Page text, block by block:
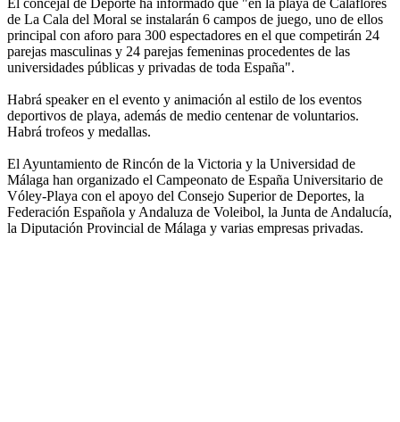
El concejal de Deporte ha informado que "en la playa de Calaflores
de La Cala del Moral se instalarán 6 campos de juego, uno de ellos
principal con aforo para 300 espectadores en el que competirán 24
parejas masculinas y 24 parejas femeninas procedentes de las
universidades públicas y privadas de toda España".
Habrá speaker en el evento y animación al estilo de los eventos
deportivos de playa, además de medio centenar de voluntarios.
Habrá trofeos y medallas.
El Ayuntamiento de Rincón de la Victoria y la Universidad de
Málaga han organizado el Campeonato de España Universitario de
Vóley-Playa con el apoyo del Consejo Superior de Deportes, la
Federación Española y Andaluza de Voleibol, la Junta de Andalucía,
la Diputación Provincial de Málaga y varias empresas privadas.